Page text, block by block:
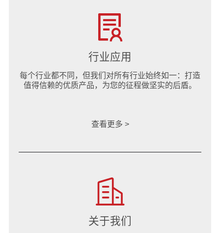
行业应用
每个行业都不同，但我们对所有行业始终如一：打造
值得信赖的优质产品，为您的征程做坚实的后盾。
查看更多 >
关于我们